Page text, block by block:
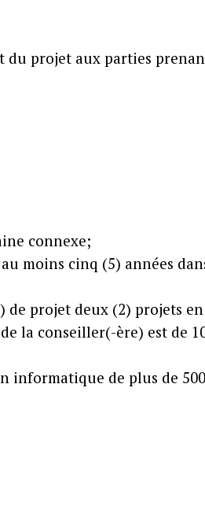
du projet aux parties
connexe;
moins cinq (5) années
de projet deux (2) projets
la conseiller(-ère) est de
informatique de plus de